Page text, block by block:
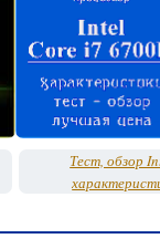
Тест, обзор